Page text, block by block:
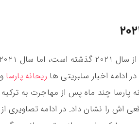
ادامه اخبار سلبریتی ها ریحانه پارسا و
پارسا چند ماه پس از مهاجرت به
اش را نشان داد. در ادامه تصاویری